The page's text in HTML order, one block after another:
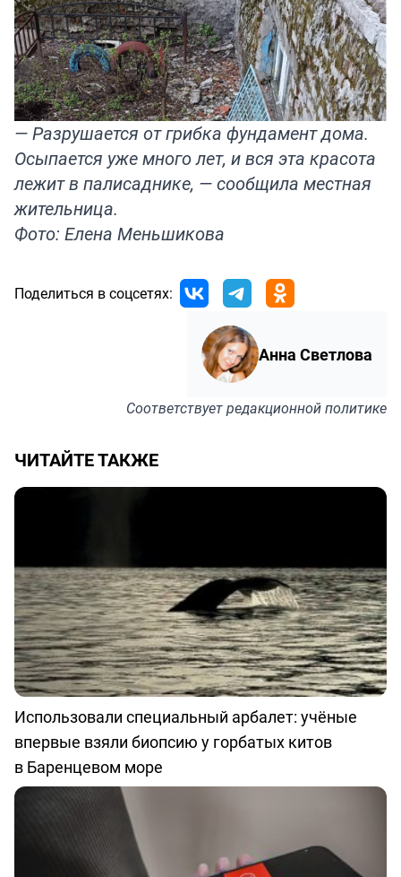
— Разрушается от грибка фундамент дома.
Осыпается уже много лет, и вся эта красота
лежит в палисаднике, — сообщила местная
жительница.
Фото: Елена Меньшикова
Поделиться в соцсетях:
Анна Светлова
Соответствуетредакционной политике
ЧИТАЙТЕ ТАКЖЕ
Использовали специальный арбалет: учёные
впервые взяли биопсию у горбатых китов
в Баренцевом море